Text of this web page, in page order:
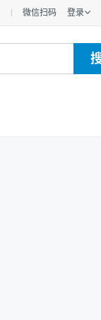
微信扫码 登录